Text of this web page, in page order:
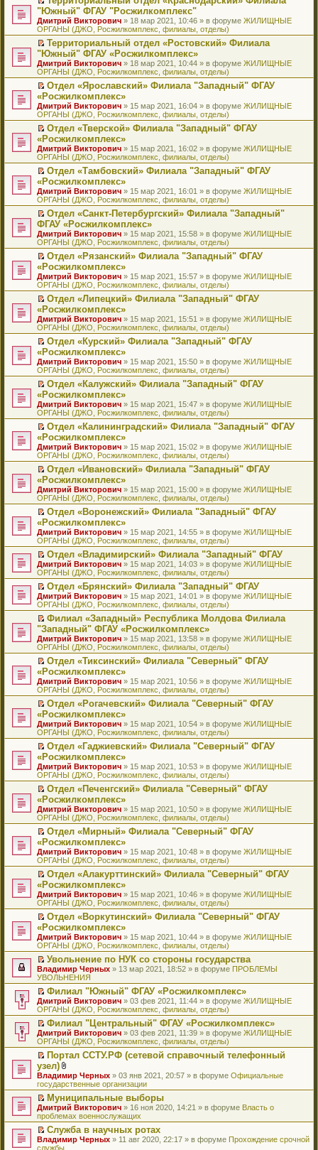
н
и
ю
о
о
б
щ
е
н
и
ю
н
о
м
у
с
о
о
б
щ
е
н
ю
ч
и
т
а
н
н
о
м
у
с
о
б
щ
е
н
ю
н
е
п
р
о
ч
и
т
а
н
н
м
у
с
о
б
щ
е
н
ю
р
в
о
м
у
н
е
п
р
о
ч
т
а
н
н
м
у
с
о
б
щ
е
н
и
ю
т
и
к
п
е
р
в
о
м
у
н
п
р
о
ч
т
а
н
н
м
у
с
о
о
б
щ
е
н
ю
П
е
р
е
й
т
и
к
п
е
р
о
м
у
н
п
р
о
ч
т
а
н
н
о
м
у
с
о
б
щ
е
н
ю
"Южный" ФГАУ "Росжилкомплекс"
Дмитрий Викторович » 18 мар 2021, 10:46 » в форуме ЖИЛИЩНЫЕ
ОРГАНЫ (ДЖО, Росжилкомплекс, филиалы, отделы)
П
е
р
е
й
т
к
п
е
р
о
м
у
н
п
р
о
ч
и
т
а
н
н
м
у
с
о
б
щ
е
н
ю
Территориальный отдел «Ростовский» Филиала
"Южный" ФГАУ «Росжилкомплекс»
Дмитрий Викторович » 18 мар 2021, 10:44 » в форуме ЖИЛИЩНЫЕ
ОРГАНЫ (ДЖО, Росжилкомплекс, филиалы, отделы)
П
р
е
й
т
к
п
е
р
о
м
у
н
е
п
р
о
ч
т
а
н
н
м
у
с
о
б
щ
е
н
ю
Отдел «Ярославский» Филиала "Западный" ФГАУ
«Росжилкомплекс»
Дмитрий Викторович » 15 мар 2021, 16:04 » в форуме ЖИЛИЩНЫЕ
ОРГАНЫ (ДЖО, Росжилкомплекс, филиалы, отделы)
П
р
е
й
т
к
п
е
р
в
о
м
у
н
п
р
о
ч
т
а
н
н
м
у
с
о
б
щ
е
н
ю
Отдел «Тверской» Филиала "Западный" ФГАУ
«Росжилкомплекс»
Дмитрий Викторович » 15 мар 2021, 16:02 » в форуме ЖИЛИЩНЫЕ
ОРГАНЫ (ДЖО, Росжилкомплекс, филиалы, отделы)
П
р
е
й
т
и
к
п
е
р
о
м
у
н
п
р
о
ч
т
а
н
н
м
у
с
о
б
щ
е
н
ю
Отдел «Тамбовский» Филиала "Западный" ФГАУ
«Росжилкомплекс»
Дмитрий Викторович » 15 мар 2021, 16:01 » в форуме ЖИЛИЩНЫЕ
ОРГАНЫ (ДЖО, Росжилкомплекс, филиалы, отделы)
П
е
р
е
й
т
к
п
е
р
о
м
у
н
п
р
о
ч
т
а
н
н
м
у
с
о
б
щ
е
н
ю
Отдел «Санкт-Петербургский» Филиала "Западный"
ФГАУ «Росжилкомплекс»
Дмитрий Викторович » 15 мар 2021, 15:58 » в форуме ЖИЛИЩНЫЕ
ОРГАНЫ (ДЖО, Росжилкомплекс, филиалы, отделы)
П
р
е
й
т
к
п
е
р
о
м
у
н
п
р
о
ч
т
а
н
н
м
у
с
о
б
щ
е
н
и
ю
Отдел «Рязанский» Филиала "Западный" ФГАУ
«Росжилкомплекс»
Дмитрий Викторович » 15 мар 2021, 15:57 » в форуме ЖИЛИЩНЫЕ
ОРГАНЫ (ДЖО, Росжилкомплекс, филиалы, отделы)
П
р
е
й
т
к
п
е
р
о
м
у
н
п
р
о
ч
т
а
н
н
м
у
с
о
о
б
щ
е
н
и
ю
Отдел «Липецкий» Филиала "Западный" ФГАУ
«Росжилкомплекс»
Дмитрий Викторович » 15 мар 2021, 15:51 » в форуме ЖИЛИЩНЫЕ
ОРГАНЫ (ДЖО, Росжилкомплекс, филиалы, отделы)
П
р
е
й
т
к
п
е
р
о
м
у
н
п
р
о
ч
т
а
н
н
о
м
у
с
о
о
б
щ
е
н
и
ю
Отдел «Курский» Филиала "Западный" ФГАУ
«Росжилкомплекс»
Дмитрий Викторович » 15 мар 2021, 15:50 » в форуме ЖИЛИЩНЫЕ
ОРГАНЫ (ДЖО, Росжилкомплекс, филиалы, отделы)
П
р
е
й
т
к
п
е
р
о
м
у
н
п
р
о
ч
и
т
а
н
н
о
м
у
с
о
о
б
щ
е
н
и
ю
Отдел «Калужский» Филиала "Западный" ФГАУ
«Росжилкомплекс»
Дмитрий Викторович » 15 мар 2021, 15:47 » в форуме ЖИЛИЩНЫЕ
ОРГАНЫ (ДЖО, Росжилкомплекс, филиалы, отделы)
П
р
е
й
т
к
п
е
р
о
м
у
н
е
п
р
о
ч
и
т
а
н
н
о
м
у
с
о
о
б
щ
е
н
и
ю
Отдел «Калининградский» Филиала "Западный" ФГАУ
«Росжилкомплекс»
Дмитрий Викторович » 15 мар 2021, 15:02 » в форуме ЖИЛИЩНЫЕ
ОРГАНЫ (ДЖО, Росжилкомплекс, филиалы, отделы)
П
р
е
й
т
к
п
е
р
в
о
м
у
н
е
п
р
о
ч
и
т
а
н
н
о
м
у
с
о
о
б
щ
е
н
и
ю
Отдел «Ивановский» Филиала "Западный" ФГАУ
«Росжилкомплекс»
Дмитрий Викторович » 15 мар 2021, 15:00 » в форуме ЖИЛИЩНЫЕ
ОРГАНЫ (ДЖО, Росжилкомплекс, филиалы, отделы)
П
р
е
й
т
и
к
п
е
р
в
о
м
у
н
е
п
р
о
ч
и
т
а
н
н
о
м
у
с
о
о
б
щ
е
н
и
ю
Отдел «Воронежский» Филиала "Западный" ФГАУ
«Росжилкомплекс»
Дмитрий Викторович » 15 мар 2021, 14:55 » в форуме ЖИЛИЩНЫЕ
ОРГАНЫ (ДЖО, Росжилкомплекс, филиалы, отделы)
П
е
р
е
й
т
и
к
п
е
р
в
о
м
у
н
е
п
р
о
ч
и
т
а
н
н
о
м
у
с
о
о
б
щ
е
н
и
ю
Отдел «Владимирский» Филиала "Западный" ФГАУ
Дмитрий Викторович » 15 мар 2021, 14:03 » в форуме ЖИЛИЩНЫЕ
ОРГАНЫ (ДЖО, Росжилкомплекс, филиалы, отделы)
П
е
р
е
й
т
и
к
п
е
р
в
о
м
у
н
е
п
р
о
ч
и
т
а
н
н
о
м
у
с
о
о
б
щ
е
н
и
ю
Отдел «Брянский» Филиала "Западный" ФГАУ
Дмитрий Викторович » 15 мар 2021, 14:01 » в форуме ЖИЛИЩНЫЕ
ОРГАНЫ (ДЖО, Росжилкомплекс, филиалы, отделы)
П
е
р
е
й
т
к
п
е
р
о
м
у
н
п
р
о
ч
т
а
н
н
м
у
с
о
б
щ
е
н
ю
Филиал «Западный» Республика Молдова Филиала
"Западный" ФГАУ «Росжилкомплекс»
Дмитрий Викторович » 15 мар 2021, 13:58 » в форуме ЖИЛИЩНЫЕ
ОРГАНЫ (ДЖО, Росжилкомплекс, филиалы, отделы)
П
р
е
й
т
к
п
е
р
о
м
у
н
п
р
о
ч
т
а
н
н
м
у
с
о
б
щ
е
н
и
ю
Отдел «Тиксинский» Филиала "Северный" ФГАУ
«Росжилкомплекс»
Дмитрий Викторович » 15 мар 2021, 10:56 » в форуме ЖИЛИЩНЫЕ
ОРГАНЫ (ДЖО, Росжилкомплекс, филиалы, отделы)
П
р
е
й
т
к
п
е
р
о
м
у
н
п
р
о
ч
т
а
н
н
м
у
с
о
о
б
щ
е
н
и
ю
Отдел «Рогачевский» Филиала "Северный" ФГАУ
«Росжилкомплекс»
Дмитрий Викторович » 15 мар 2021, 10:54 » в форуме ЖИЛИЩНЫЕ
ОРГАНЫ (ДЖО, Росжилкомплекс, филиалы, отделы)
П
р
е
й
т
к
п
е
р
о
м
у
н
п
р
о
ч
т
а
н
н
о
м
у
с
о
о
б
щ
е
н
и
ю
Отдел «Гаджиевский» Филиала "Северный" ФГАУ
«Росжилкомплекс»
Дмитрий Викторович » 15 мар 2021, 10:53 » в форуме ЖИЛИЩНЫЕ
ОРГАНЫ (ДЖО, Росжилкомплекс, филиалы, отделы)
П
р
е
й
т
к
п
е
р
о
м
у
н
п
р
о
ч
и
т
а
н
н
о
м
у
с
о
о
б
щ
е
н
и
ю
Отдел «Печенгский» Филиала "Северный" ФГАУ
«Росжилкомплекс»
Дмитрий Викторович » 15 мар 2021, 10:50 » в форуме ЖИЛИЩНЫЕ
ОРГАНЫ (ДЖО, Росжилкомплекс, филиалы, отделы)
П
р
е
й
т
к
п
е
р
о
м
у
н
е
п
р
о
ч
и
т
а
н
н
о
м
у
с
о
о
б
щ
е
н
и
Отдел «Мирный» Филиала "Северный" ФГАУ
«Росжилкомплекс»
Дмитрий Викторович » 15 мар 2021, 10:48 » в форуме ЖИЛИЩНЫЕ
ОРГАНЫ (ДЖО, Росжилкомплекс, филиалы, отделы)
П
р
е
й
т
к
п
е
р
в
о
м
у
н
е
п
р
о
ч
и
т
а
н
н
о
м
у
с
о
о
Отдел «Алакурттинский» Филиала "Северный" ФГАУ
«Росжилкомплекс»
Дмитрий Викторович » 15 мар 2021, 10:46 » в форуме ЖИЛИЩНЫЕ
ОРГАНЫ (ДЖО, Росжилкомплекс, филиалы, отделы)
П
р
е
й
т
и
к
п
е
р
в
о
м
у
н
е
п
р
о
ч
и
т
а
н
н
о
Отдел «Воркутинский» Филиала "Северный" ФГАУ
«Росжилкомплекс»
Дмитрий Викторович » 15 мар 2021, 10:44 » в форуме ЖИЛИЩНЫЕ
ОРГАНЫ (ДЖО, Росжилкомплекс, филиалы, отделы)
П
е
р
е
й
т
и
к
п
е
р
в
о
м
у
н
е
п
р
о
ч
и
Увольнение по НУК со стороны государства
Владимир Черных » 13 мар 2021, 18:52 » в форуме ПРОБЛЕМЫ
УВОЛЬНЕНИЯ
П
е
р
е
й
т
и
к
п
е
р
в
о
м
у
н
е
п
Филиал "Южный" ФГАУ «Росжилкомплекс»
Дмитрий Викторович » 03 фев 2021, 11:44 » в форуме ЖИЛИЩНЫЕ
ОРГАНЫ (ДЖО, Росжилкомплекс, филиалы, отделы)
П
е
р
й
т
и
к
п
е
р
в
о
м
Филиал "Центральный" ФГАУ «Росжилкомплекс»
Дмитрий Викторович » 03 фев 2021, 11:39 » в форуме ЖИЛИЩНЫЕ
ОРГАНЫ (ДЖО, Росжилкомплекс, филиалы, отделы)
П
е
р
е
й
т
и
к
п
е
р
Портал ССТУ.РФ (сетевой справочный телефонный
узел)
В
л
о
ж
е
н
и
я
Владимир Черных » 03 янв 2021, 20:57 » в форуме Официальные
государственные организации
П
е
р
е
й
т
Муниципальные выборы
Дмитрий Викторович » 16 ноя 2020, 14:21 » в форуме Власть о
проблемах военнослужащих
П
е
Служба в научных ротах
Владимир Черных » 11 авг 2020, 22:17 » в форуме Прохождение срочной
службы